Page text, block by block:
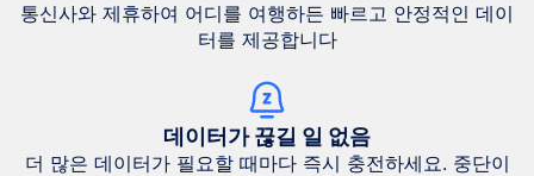
통신사와 제휴하여 어디를 여행하든 빠르고 안정적인 데이
터를 제공합니다
데이터가 끊길 일 없음
더 많은 데이터가 필요할 때마다 즉시 충전하세요. 중단이